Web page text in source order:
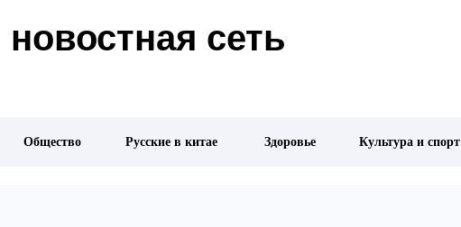
сеть
Общество Русские в китае Здоровье Культура и спорт